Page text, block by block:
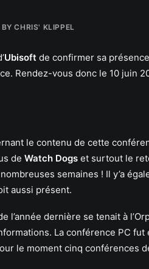
BYCHRIS' KLIPPEL
Ubisoft de confirmer sa
Rendez-vous donc le 10 juin
le contenu de cette
de Watch Dogs et surtout le
semaines ! Il y’a
aussi présent.
l’année dernière se tenait à
La conférence PC
le moment cinq conférences